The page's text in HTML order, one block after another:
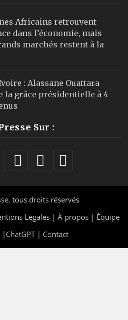
Africains retrouvent
dans l’économie, mais
marchés restent à la
: Alassane Ouattara
la grâce présidentielle à 4
Sur :
, tous droits réservés
Legales | À propos | Équipe
| ChatGPT| Contact